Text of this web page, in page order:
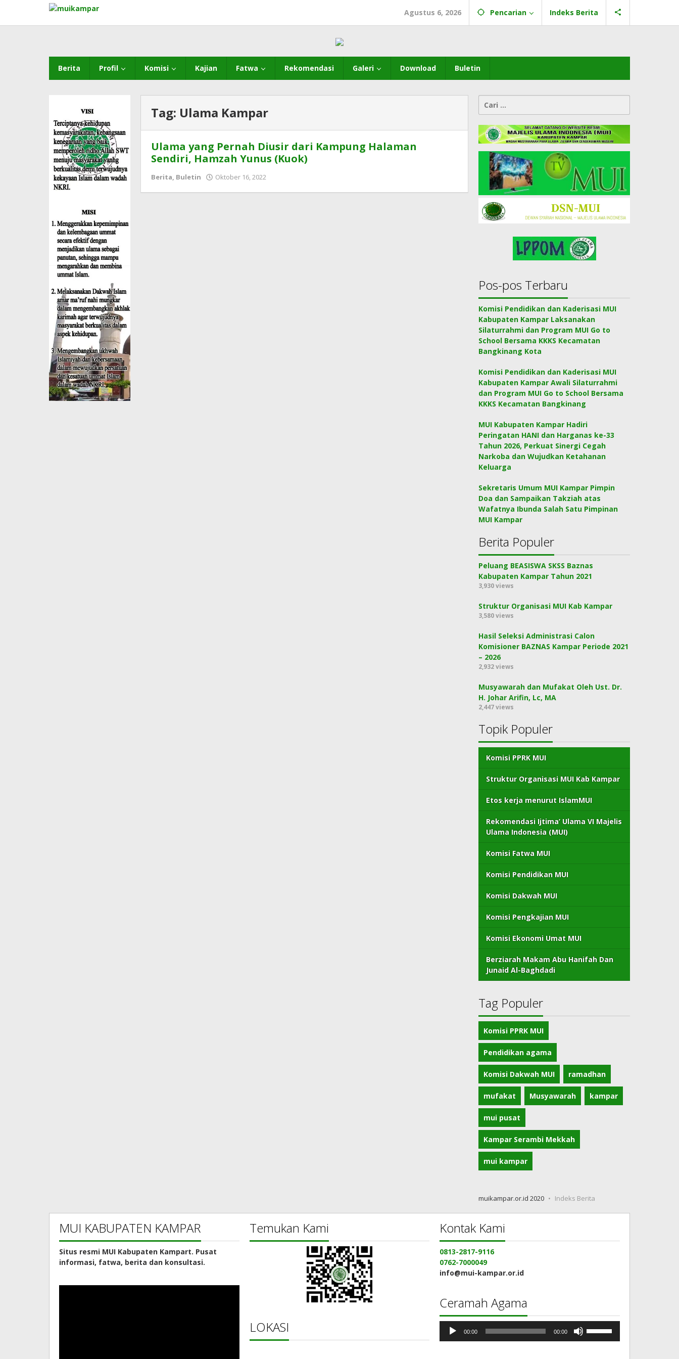
konten
Agustus 6, 2026 Pencarian Indeks Berita
Berita Profil Komisi Kajian Fatwa Rekomendasi Galeri Download Buletin
Tag: Ulama Kampar
Ulama yang Pernah Diusir dari Kampung Halaman
Sendiri, Hamzah Yunus (Kuok)
Berita, Buletin Oktober 16, 2022
KAB
untuk:
Pos-pos Terbaru
Komisi Pendidikan dan Kaderisasi MUI
Kabupaten Kampar Laksanakan
Silaturrahmi dan Program MUI Go to
School Bersama KKKS Kecamatan
Bangkinang Kota
Komisi Pendidikan dan Kaderisasi MUI
Kabupaten Kampar Awali Silaturrahmi
dan Program MUI Go to School Bersama
KKKS Kecamatan Bangkinang
MUI Kabupaten Kampar Hadiri
Peringatan HANI dan Harganas ke-33
Tahun 2026, Perkuat Sinergi Cegah
Narkoba dan Wujudkan Ketahanan
Keluarga
Sekretaris Umum MUI Kampar Pimpin
Doa dan Sampaikan Takziah atas
Wafatnya Ibunda Salah Satu Pimpinan
MUI Kampar
Berita Populer
Peluang BEASISWA SKSS Baznas
Kabupaten Kampar Tahun 2021
3,930 views
Struktur Organisasi MUI Kab Kampar
3,580 views
Hasil Seleksi Administrasi Calon
Komisioner BAZNAS Kampar Periode 2021
– 2026
2,932 views
Musyawarah dan Mufakat Oleh Ust. Dr.
H. Johar Arifin, Lc, MA
2,447 views
Topik Populer
Komisi PPRK MUI
Struktur Organisasi MUI Kab Kampar
Etos kerja menurut IslamMUI
Rekomendasi Ijtima’ Ulama VI Majelis
Ulama Indonesia (MUI)
Komisi Fatwa MUI
Komisi Pendidikan MUI
Komisi Dakwah MUI
Komisi Pengkajian MUI
Komisi Ekonomi Umat MUI
Berziarah Makam Abu Hanifah Dan
Junaid Al-Baghdadi
Tag Populer
Komisi PPRK MUI
Pendidikan agama
Komisi Dakwah MUI ramadhan
mufakat Musyawarah kampar
mui pusat
Kampar Serambi Mekkah
mui kampar
muikampar.or.id 2020 Indeks Berita
MUI KABUPATEN KAMPAR
Situs resmi MUI Kabupaten Kampart. Pusat
informasi, fatwa, berita dan konsultasi.
Temukan Kami
LOKASI
Kontak Kami
0813-2817-9116
0762-7000049
info@mui-kampar.or.id
Ceramah Agama
Pemutar
Audio
00:00 00:00